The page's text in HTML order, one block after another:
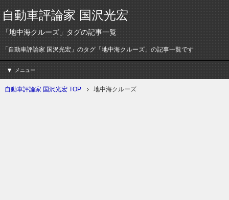
自動車評論家 国沢光宏
「地中海クルーズ」タグの記事一覧
「自動車評論家 国沢光宏」のタグ「地中海クルーズ」の記事一覧です
メニュー
自動車評論家 国沢光宏 TOP 地中海クルーズ